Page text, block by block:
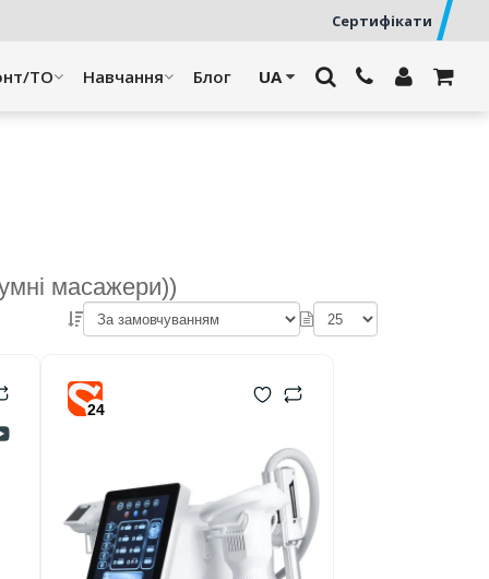
Сертифікати
ТО Навчання Блог
масажери))
24